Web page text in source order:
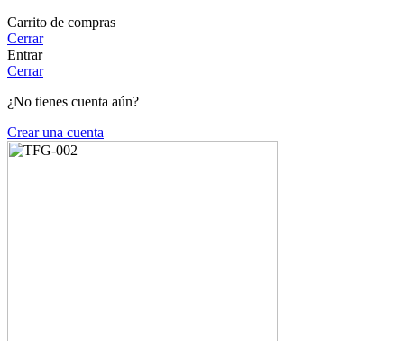
Carrito de compras
Cerrar
Entrar
Cerrar
¿No tienes cuenta aún?
Crear una cuenta